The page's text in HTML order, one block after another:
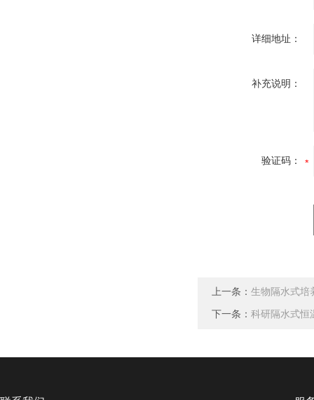
详细地址：
补充说明：
验证码：
上一条： 生物隔水式培
下一条： 科研隔水式恒